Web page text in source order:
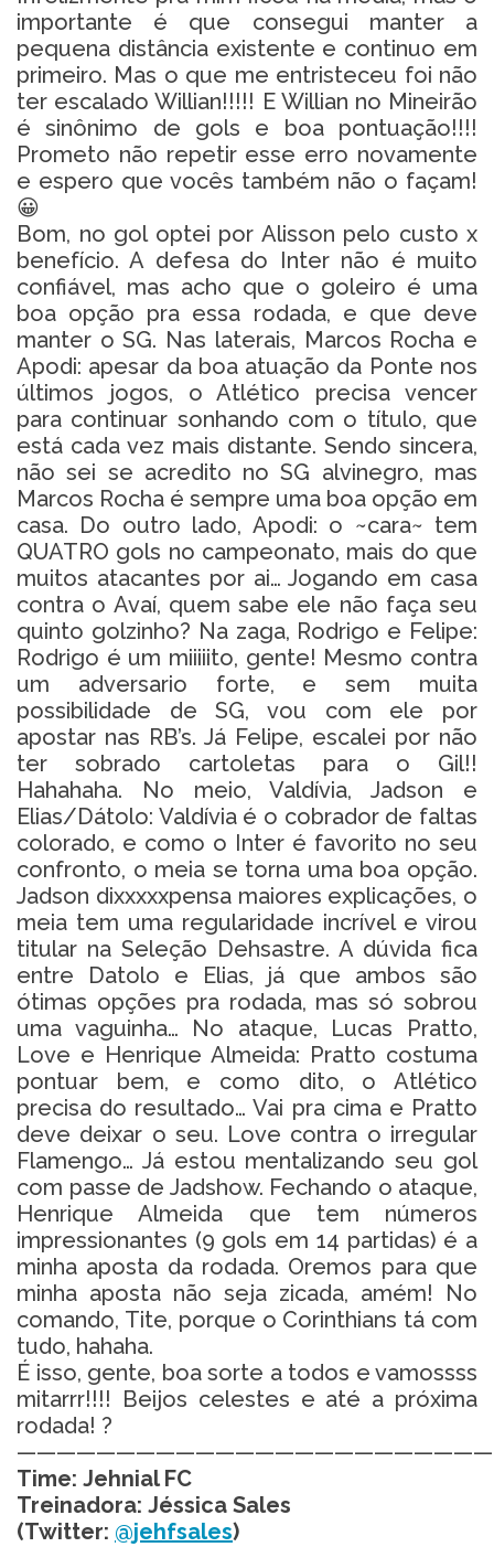
importante é que consegui manter a
pequena distância existente e continuo em
primeiro. Mas o que me entristeceu foi não
ter escalado Willian!!!!! E Willian no Mineirão
é sinônimo de gols e boa pontuação!!!!
Prometo não repetir esse erro novamente
e espero que vocês também não o façam!
😀
Bom, no gol optei por Alisson pelo custo x
benefício. A defesa do Inter não é muito
confiável, mas acho que o goleiro é uma
boa opção pra essa rodada, e que deve
manter o SG. Nas laterais, Marcos Rocha e
Apodi: apesar da boa atuação da Ponte nos
últimos jogos, o Atlético precisa vencer
para continuar sonhando com o título, que
está cada vez mais distante. Sendo sincera,
não sei se acredito no SG alvinegro, mas
Marcos Rocha é sempre uma boa opção em
casa. Do outro lado, Apodi: o ~cara~ tem
QUATRO gols no campeonato, mais do que
muitos atacantes por ai… Jogando em casa
contra o Avaí, quem sabe ele não faça seu
quinto golzinho? Na zaga, Rodrigo e Felipe:
Rodrigo é um miiiiito, gente! Mesmo contra
um adversario forte, e sem muita
possibilidade de SG, vou com ele por
apostar nas RB’s. Já Felipe, escalei por não
ter sobrado cartoletas para o Gil!!
Hahahaha. No meio, Valdívia, Jadson e
Elias/Dátolo: Valdívia é o cobrador de faltas
colorado, e como o Inter é favorito no seu
confronto, o meia se torna uma boa opção.
Jadson dixxxxxpensa maiores explicações, o
meia tem uma regularidade incrível e virou
titular na Seleção Dehsastre. A dúvida fica
entre Datolo e Elias, já que ambos são
ótimas opções pra rodada, mas só sobrou
uma vaguinha… No ataque, Lucas Pratto,
Love e Henrique Almeida: Pratto costuma
pontuar bem, e como dito, o Atlético
precisa do resultado… Vai pra cima e Pratto
deve deixar o seu. Love contra o irregular
Flamengo… Já estou mentalizando seu gol
com passe de Jadshow. Fechando o ataque,
Henrique Almeida que tem números
impressionantes (9 gols em 14 partidas) é a
minha aposta da rodada. Oremos para que
minha aposta não seja zicada, amém! No
comando, Tite, porque o Corinthians tá com
tudo, hahaha.
É isso, gente, boa sorte a todos e vamossss
mitarrr!!!! Beijos celestes e até a próxima
rodada! ?
Time: Jehnial FC
Treinadora: Jéssica Sales
(Twitter: @jehfsales)